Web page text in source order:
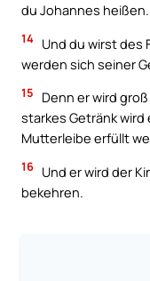
du Johannes heißen.
14 Und du wirst des
werden sich seiner
15
Denn er wird
starkes Getränk
Mutterleibe erfüllt
16 Und er wird der
bekehren.